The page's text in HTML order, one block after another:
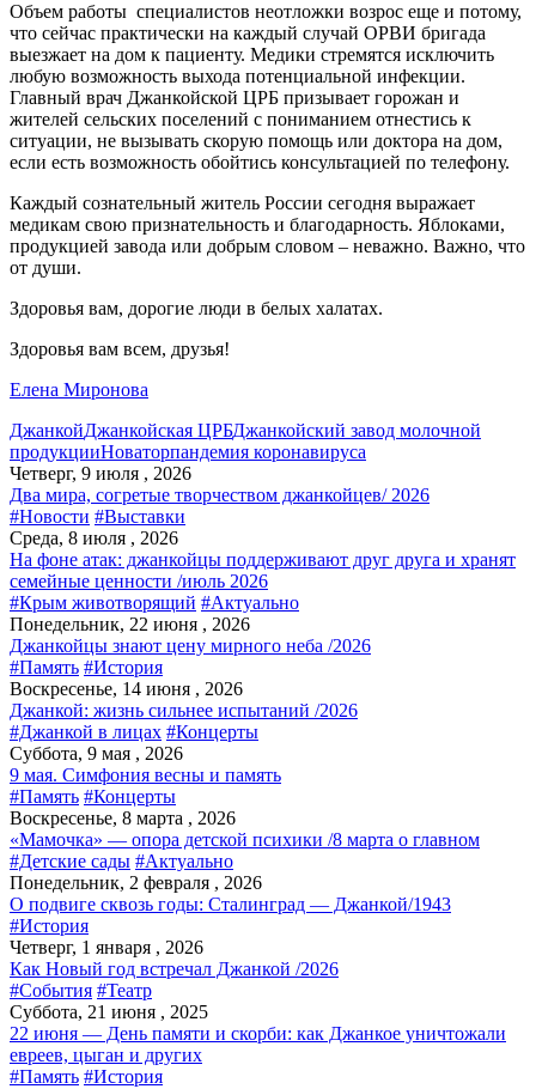
Объем работы специалистов неотложки возрос еще и потому,
что сейчас практически на каждый случай ОРВИ бригада
выезжает на дом к пациенту. Медики стремятся исключить
любую возможность выхода потенциальной инфекции.
Главный врач Джанкойской ЦРБ призывает горожан и
жителей сельских поселений с пониманием отнестись к
ситуации, не вызывать скорую помощь или доктора на дом,
если есть возможность обойтись консультацией по телефону.
Каждый сознательный житель России сегодня выражает
медикам свою признательность и благодарность. Яблоками,
продукцией завода или добрым словом – неважно. Важно, что
от души.
Здоровья вам, дорогие люди в белых халатах.
Здоровья вам всем, друзья!
Елена Миронова
ДжанкойДжанкойская ЦРБДжанкойский завод молочной
продукцииНоваторпандемия коронавируса
Четверг, 9 июля , 2026
Два мира, согретые творчеством джанкойцев/ 2026
#Новости #Выставки
Среда, 8 июля , 2026
На фоне атак: джанкойцы поддерживают друг друга и хранят
семейные ценности /июль 2026
#Крым животворящий #Актуально
Понедельник, 22 июня , 2026
Джанкойцы знают цену мирного неба /2026
#Память #История
Воскресенье, 14 июня , 2026
Джанкой: жизнь сильнее испытаний /2026
#Джанкой в лицах #Концерты
Суббота, 9 мая , 2026
9 мая. Симфония весны и память
#Память #Концерты
Воскресенье, 8 марта , 2026
«Мамочка» — опора детской психики /8 марта о главном
#Детские сады #Актуально
Понедельник, 2 февраля , 2026
О подвиге сквозь годы: Сталинград — Джанкой/1943
#История
Четверг, 1 января , 2026
Как Новый год встречал Джанкой /2026
#События #Театр
Суббота, 21 июня , 2025
22 июня — День памяти и скорби: как Джанкое уничтожали
евреев, цыган и других
#Память #История